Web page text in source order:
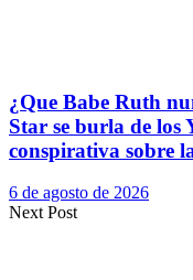
¿Que Babe Ruth
Star se burla de los
conspirativa sobre
6 de agosto de 2026
Next Post